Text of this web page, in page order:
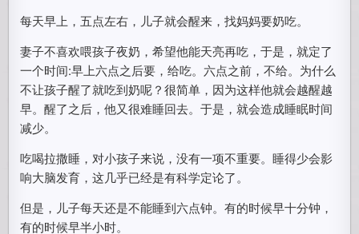
每天早上，五点左右，儿子就会醒来，找妈妈要奶吃。
妻子不喜欢喂孩子夜奶，希望他能天亮再吃，于是，就定了
一个时间:早上六点之后要，给吃。六点之前，不给。为什么
不让孩子醒了就吃到奶呢？很简单，因为这样他就会越醒越
早。醒了之后，他又很难睡回去。于是，就会造成睡眠时间
减少。
吃喝拉撒睡，对小孩子来说，没有一项不重要。睡得少会影
响大脑发育，这几乎已经是有科学定论了。
但是，儿子每天还是不能睡到六点钟。有的时候早十分钟，
有的时候早半小时。